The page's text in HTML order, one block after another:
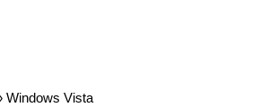
Windows Vista